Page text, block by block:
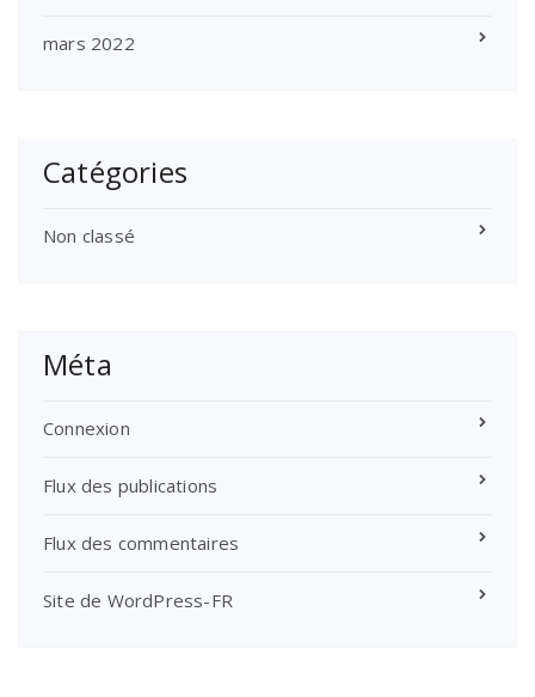
mars 2022
Catégories
Non classé
Méta
Connexion
Flux des publications
Flux des commentaires
Site de WordPress-FR